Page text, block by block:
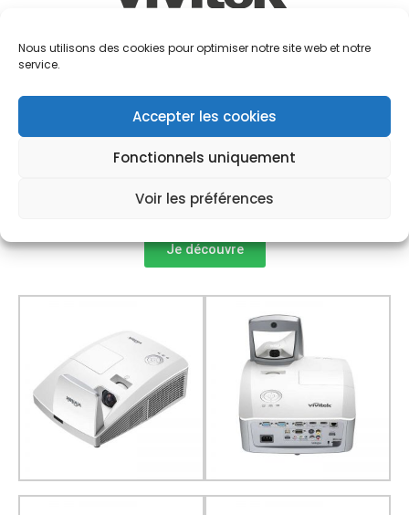
Nous utilisons des cookies pour optimiser notre site web et notre
service.
Accepter les cookies
Fonctionnels uniquement
Voir les préférences
Vivitek Interactif: (DW771USTi)
Il permet de profiter d’une interactivité avec deux stylets
et peut, grâce au module en option, prendre en charge
une utilisation tactile avec dix doigts simultanément. Ses
fonctionnalités, telles que le minuteur de mise en veille
ou l’arrêt automatique en cas d’inactivité, garantissent en
Je découvre